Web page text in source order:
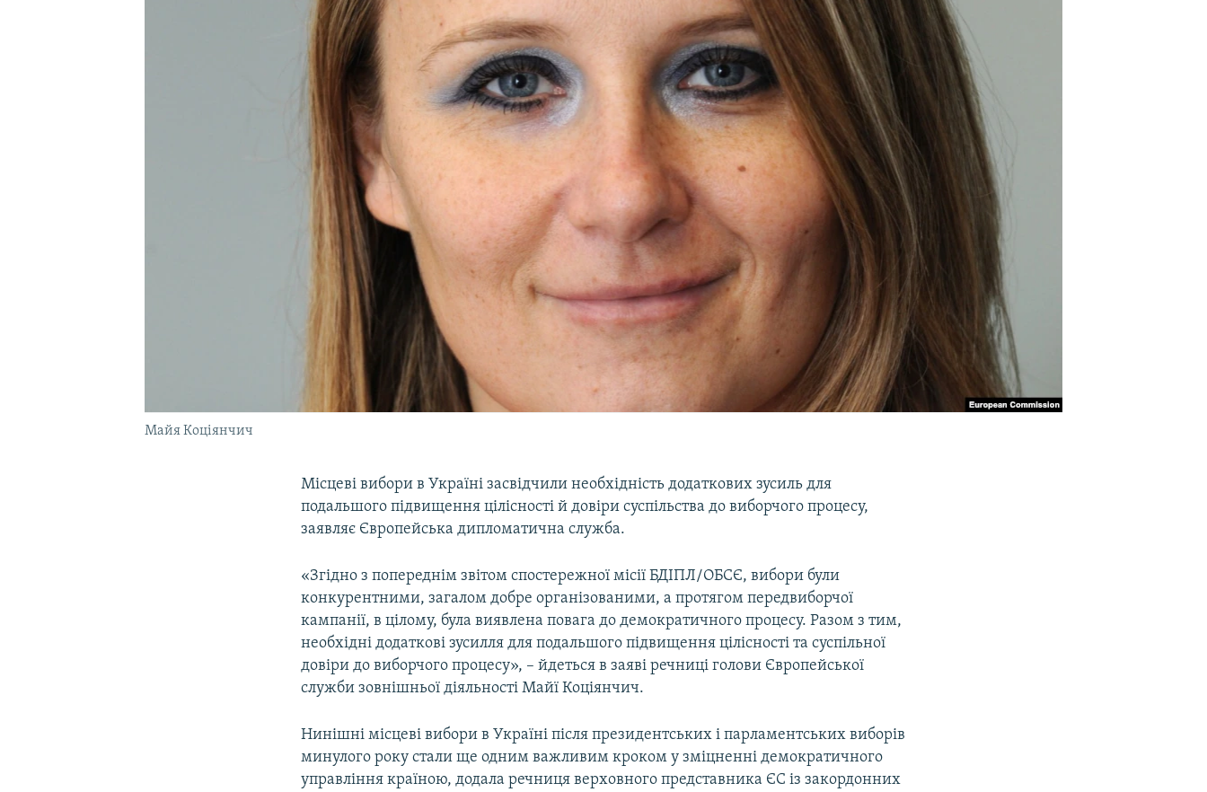
Майя Коціянчич
Місцеві вибори в Україні засвідчили необхідність додаткових зусиль для
подальшого підвищення цілісності й довіри суспільства до виборчого процесу,
заявляє Європейська дипломатична служба.
«Згідно з попереднім звітом спостережної місії БДІПЛ/ОБСЄ, вибори були
конкурентними, загалом добре організованими, а протягом передвиборчої
кампанії, в цілому, була виявлена повага до демократичного процесу. Разом з тим,
необхідні додаткові зусилля для подальшого підвищення цілісності та суспільної
довіри до виборчого процесу», – йдеться в заяві речниці голови Європейської
служби зовнішньої діяльності Майї Коціянчич.
Нинішні місцеві вибори в Україні після президентських і парламентських виборів
минулого року стали ще одним важливим кроком у зміцненні демократичного
управління країною, додала речниця верховного представника ЄС із закордонних